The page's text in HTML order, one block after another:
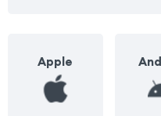
Apple